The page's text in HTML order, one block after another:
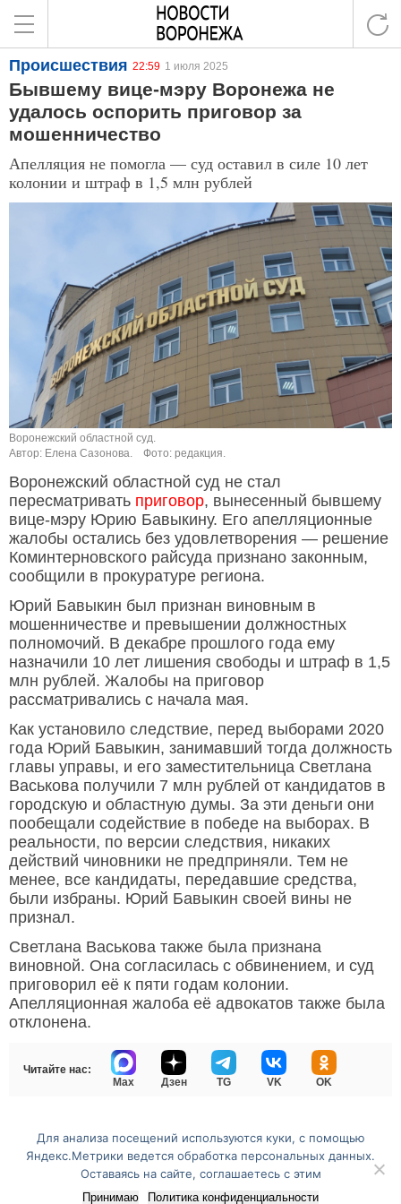
Происшествия 22:59 1 июля 2025
Бывшему вице-мэру Воронежа не
удалось оспорить приговор за
мошенничество
Апелляция не помогла — суд оставил в силе 10 лет
колонии и штраф в 1,5 млн рублей
Воронежский областной суд.
Автор: Елена Сазонова.
Фото: редакция.
Воронежский областной суд не стал
пересматривать приговор, вынесенный бывшему
вице-мэру Юрию Бавыкину. Его апелляционные
жалобы остались без удовлетворения — решение
Коминтерновского райсуда признано законным,
сообщили в прокуратуре региона.
Юрий Бавыкин был признан виновным в
мошенничестве и превышении должностных
полномочий. В декабре прошлого года ему
назначили 10 лет лишения свободы и штраф в 1,5
млн рублей. Жалобы на приговор
рассматривались с начала мая.
Как установило следствие, перед выборами 2020
года Юрий Бавыкин, занимавший тогда должность
главы управы, и его заместительница Светлана
Васькова получили 7 млн рублей от кандидатов в
городскую и областную думы. За эти деньги они
пообещали содействие в победе на выборах. В
реальности, по версии следствия, никаких
действий чиновники не предприняли. Тем не
менее, все кандидаты, передавшие средства,
были избраны. Юрий Бавыкин своей вины не
признал.
Светлана Васькова также была признана
виновной. Она согласилась с обвинением, и суд
приговорил её к пяти годам колонии.
Апелляционная жалоба её адвокатов также была
отклонена.
Читайте нас:
Max
Дзен TG VK OK
Перейти на полную версию сайта
Для анализа посещений используются куки, с помощью
Яндекс.Метрики ведется обработка персональных данных.
Оставаясь на сайте, соглашаетесь с этим
Принимаю Политика конфиденциальности